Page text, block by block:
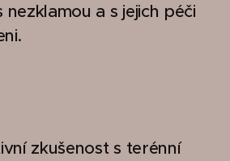
a s jejich péči
zkušenost s terénní